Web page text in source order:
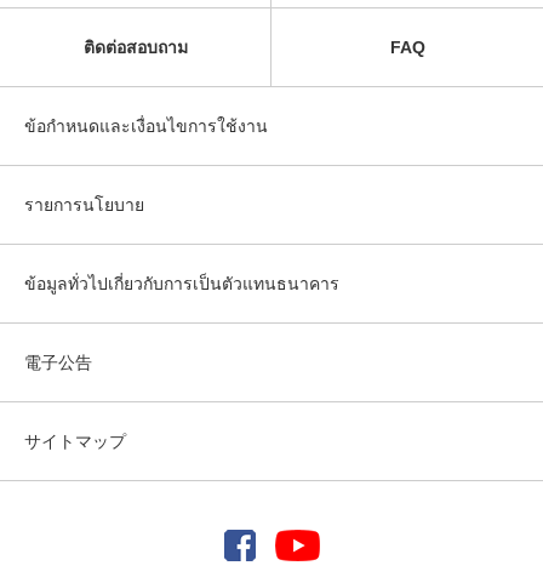
ติดต่อสอบถาม FAQ
ข้อกำหนดและเงื่อนไขการใช้งาน
รายการนโยบาย
ข้อมูลทั่วไปเกี่ยวกับการเป็นตัวแทนธนาคาร
電子公告
サイトマップ